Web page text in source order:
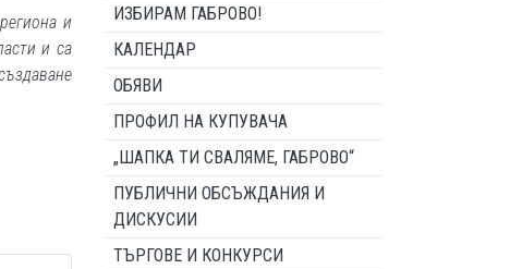
и
и са
ИЗБИРАМ ГАБРОВО!
КАЛЕНДАР
ОБЯВИ
ПРОФИЛ НА КУПУВАЧА
„ШАПКА ТИ СВАЛЯМЕ, ГАБРОВО“
ПУБЛИЧНИ ОБСЪЖДАНИЯ И
ДИСКУСИИ
ТЪРГОВЕ И КОНКУРСИ